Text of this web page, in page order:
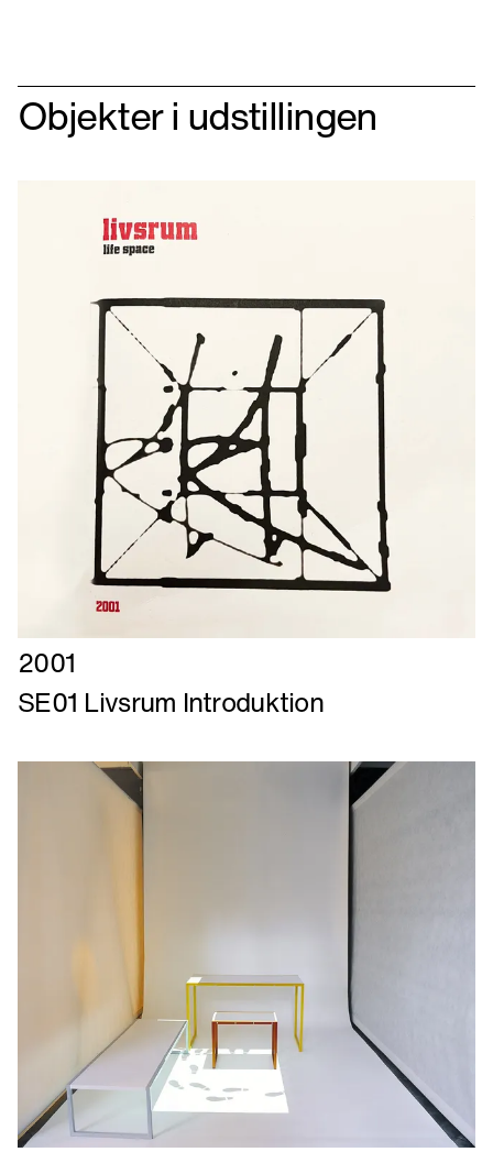
Objekter i udstillingen
Læs
mere
om
Livsrum
Introduktion
2001
SE01 Livsrum Introduktion